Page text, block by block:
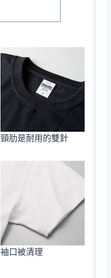
頸肋是耐用的雙針
袖口被清理